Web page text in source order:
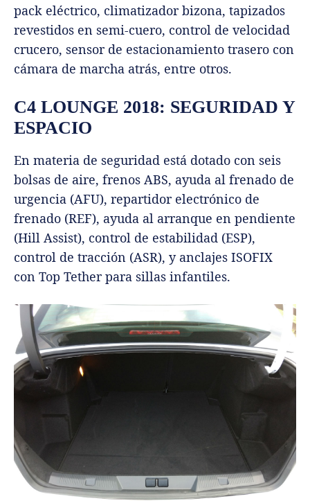
pack eléctrico, climatizador bizona, tapizados
revestidos en semi-cuero, control de velocidad
crucero, sensor de estacionamiento trasero con
cámara de marcha atrás, entre otros.
C4 LOUNGE 2018: SEGURIDAD Y
ESPACIO
En materia de seguridad está dotado con seis
bolsas de aire, frenos ABS, ayuda al frenado de
urgencia (AFU), repartidor electrónico de
frenado (REF), ayuda al arranque en pendiente
(Hill Assist), control de estabilidad (ESP),
control de tracción (ASR), y anclajes ISOFIX
con Top Tether para sillas infantiles.